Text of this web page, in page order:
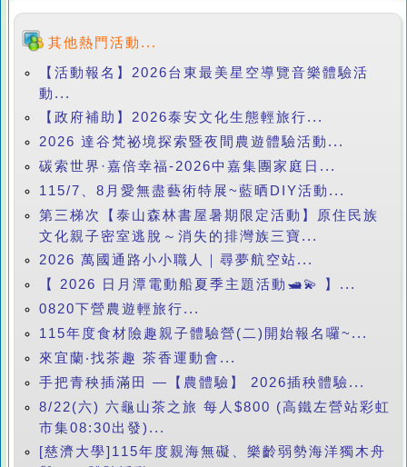
其他熱門活動...
【活動報名】2026台東最美星空導覽音樂體驗活
動...
【政府補助】2026泰安文化生態輕旅行...
2026 達谷梵祕境探索暨夜間農遊體驗活動...
碳索世界·嘉倍幸福-2026中嘉集團家庭日...
115/7、8月愛無盡藝術特展~藍晒DIY活動...
第三梯次【泰山森林書屋暑期限定活動】原住民族
文化親子密室逃脫～消失的排灣族三寶...
2026 萬國通路小小職人｜尋夢航空站...
【 2026 日月潭電動船夏季主題活動🛥️💫 】...
0820下營農遊輕旅行...
115年度食材險趣親子體驗營(二)開始報名囉~...
來宜蘭‧找茶趣 茶香運動會...
手把青秧插滿田 —【農體驗】 2026插秧體驗...
8/22(六) 六龜山茶之旅 每人$800 (高鐵左營站彩虹
市集08:30出發)...
[慈濟大學]115年度親海無礙、樂齡弱勢海洋獨木舟